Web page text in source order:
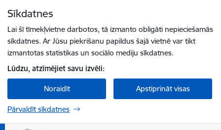
Sīkdatnes
Lai šī tīmekļvietne darbotos, tā izmanto obligāti nepieciešamās
sīkdatnes. Ar Jūsu piekrišanu papildus šajā vietnē var tikt
izmantotas statistikas un sociālo mediju sīkdatnes.
Lūdzu, atzīmējiet savu izvēli:
Noraidīt Apstiprināt visas
Pārvaldīt sīkdatnes